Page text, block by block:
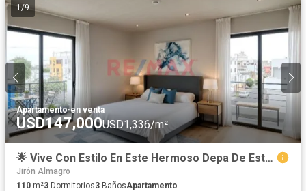
1/9
Apartamento·en venta
USD147,000USD1,336/m²
🌟 Vive Con Estilo En Este Hermoso Depa De Estreno En El Cuarto Piso 🏡
Jirón Almagro
110 m²3 Dormitorios3 BañosApartamento